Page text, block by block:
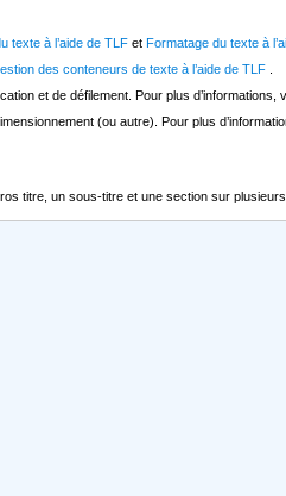
texte à l’aide de TLF et Formatage du texte à
des conteneurs de texte à l’aide de TLF
et de défilement. Pour plus d’informations,
(ou autre). Pour plus
titre, un sous-titre et une section sur